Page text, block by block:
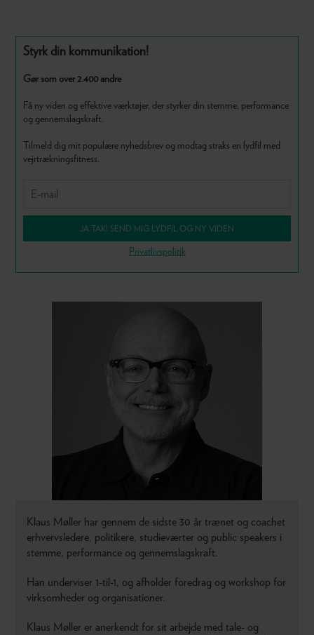
Primær
Sidebar
Styrk din kommunikation!
Gør som over 2.400 andre
Få ny viden og effektive værktøjer, der styrker din stemme, performance
og gennemslagskraft.
Tilmeld dig mit populære nyhedsbrev og modtag straks en lydfil med
vejrtrækningsfitness.
JA TAK! SEND MIG LYDFIL OG NY VIDEN
Privatlivspolitik
Klaus Møller har gennem de sidste 30 år trænet og coachet
erhvervsledere, politikere, studieværter og public speakers i
stemme, performance og gennemslagskraft.
Han underviser 1-til-1, og afholder foredrag og workshop for
virksomheder og organisationer.
Klaus Møller er anerkendt for sit arbejde med tale- og